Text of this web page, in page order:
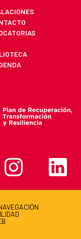
Instagram Linkedin